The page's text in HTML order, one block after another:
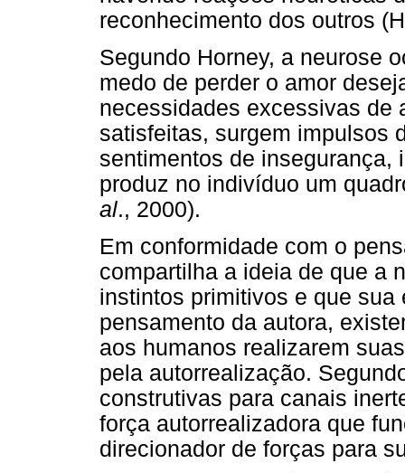
reconhecimento dos outros
Segundo Horney, a neurose
medo de perder o amor
necessidades excessivas de
satisfeitas, surgem impulsos
sentimentos de insegurança,
produz no indivíduo um
al., 2000).
Em conformidade com o
compartilha a ideia de que a
instintos primitivos e que
pensamento da autora,
aos humanos realizarem
pela autorrealização.
construtivas para canais
força autorrealizadora que
direcionador de forças para